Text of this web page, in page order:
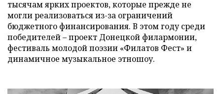
тысячам ярких проектов, которые прежде не
могли реализоваться из-за ограничений
бюджетного финансирования. В этом году среди
победителей – проект Донецкой филармонии,
фестиваль молодой поэзии «Филатов Фест» и
динамичное музыкальное этношоу.